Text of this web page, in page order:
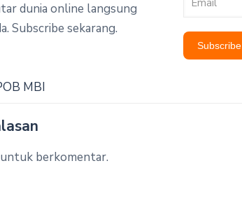
dunia online langsung
Subscribe sekarang.
Subscribe
MBI
untuk berkomentar.